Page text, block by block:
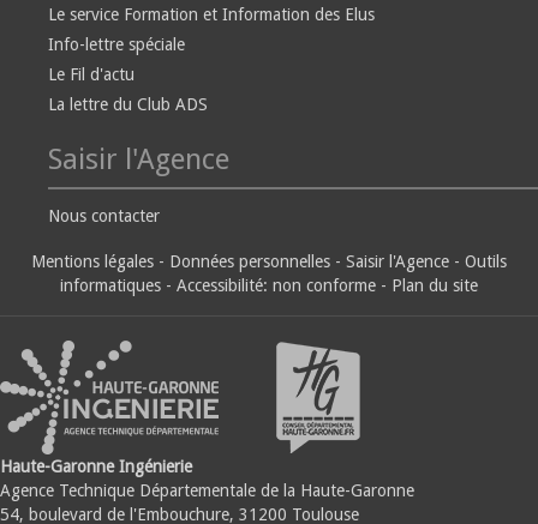
Le service Formation et Information des Elus
Info-lettre spéciale
Le Fil d'actu
La lettre du Club ADS
Saisir l'Agence
Nous contacter
Mentions légales - Données personnelles - Saisir l'Agence - Outils
informatiques - Accessibilité: non conforme - Plan du site
Haute-Garonne Ingénierie
Agence Technique Départementale de la Haute-Garonne
54, boulevard de l'Embouchure, 31200 Toulouse